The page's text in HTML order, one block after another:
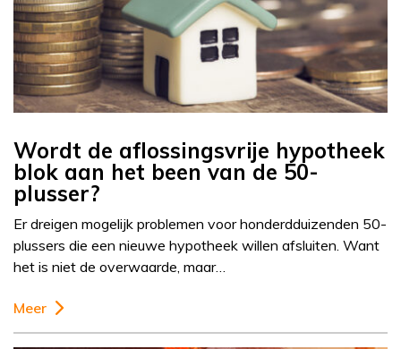
Wordt de aflossingsvrije hypotheek
blok aan het been van de 50-
plusser?
Er dreigen mogelijk problemen voor honderdduizenden 50-
plussers die een nieuwe hypotheek willen afsluiten. Want
het is niet de overwaarde, maar…
Meer